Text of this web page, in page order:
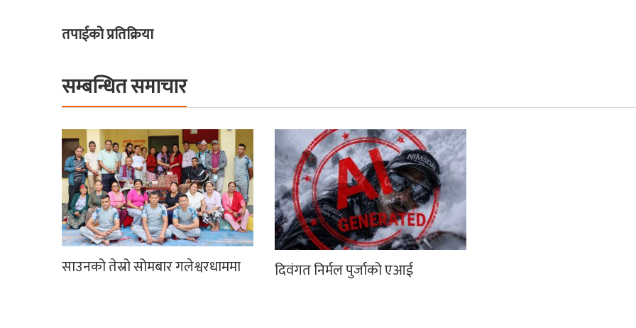
तपाईको प्रतिक्रिया
सम्बन्धित समाचार
साउनको तेस्रो सोमबार गलेश्वरधाममा दिवंगत निर्मल पुर्जाको एआई